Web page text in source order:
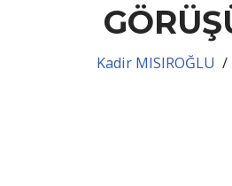
Kadir MISIROĞLU